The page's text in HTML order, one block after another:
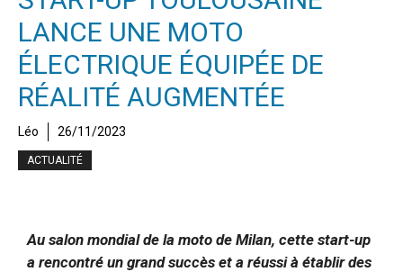
LANCE UNE MOTO
ÉLECTRIQUE ÉQUIPÉE DE
RÉALITÉ AUGMENTÉE
Léo 26/11/2023
ACTUALITÉ
Au salon mondial de la moto de Milan, cette start-up
a rencontré un grand succès et a réussi à établir des